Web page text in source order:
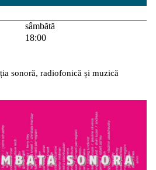
sâmbătă
18:00
sonoră, radiofonică și muzică